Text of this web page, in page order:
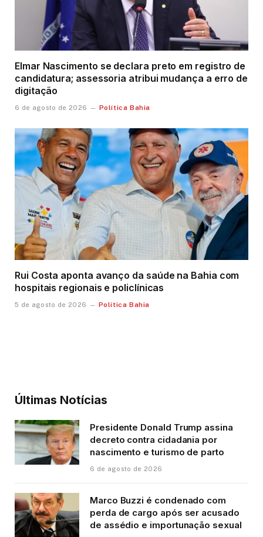
Elmar Nascimento se declara preto em registro de
candidatura; assessoria atribui mudança a erro de
digitação
6 de agosto de 2026 Política Bahia
Rui Costa aponta avanço da saúde na Bahia com
hospitais regionais e policlínicas
5 de agosto de 2026 Política Bahia
Últimas Notícias
Presidente Donald Trump assina
decreto contra cidadania por
nascimento e turismo de parto
6 de agosto de 2026
Marco Buzzi é condenado com
perda de cargo após ser acusado
de assédio e importunação sexual